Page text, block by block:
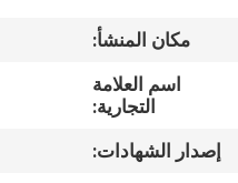
معلومات
جولة
مكان المنشأ:
اسم العلامة
التجارية:
إصدار الشهادات: